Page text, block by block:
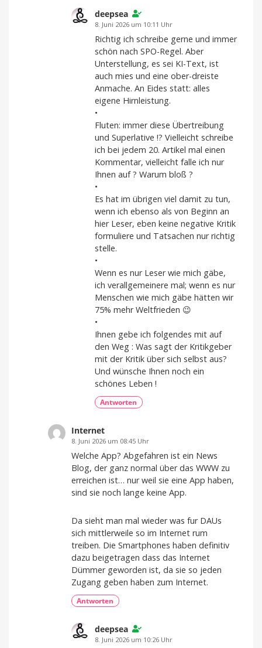
deepsea
8. Juni 2026 um 10:11 Uhr
Richtig ich schreibe gerne und immer
schön nach SPO-Regel. Aber
Unterstellung, es sei KI-Text, ist
auch mies und eine ober-dreiste
Anmache. An Eides statt: alles
eigene Hirnleistung.
•
Fluten: immer diese Übertreibung
und Superlative !? Vielleicht schreibe
ich bei jedem 20. Artikel mal einen
Kommentar, vielleicht falle ich nur
Ihnen auf ? Warum bloß ?
•
Es hat im übrigen viel damit zu tun,
wenn ich ebenso als von Beginn an
hier Leser, eben keine negative Kritik
formuliere und Tatsachen nur richtig
stelle.
•
Wenn es nur Leser wie mich gäbe,
ich verallgemeinere mal; wenn es nur
Menschen wie mich gäbe hätten wir
75% mehr Weltfrieden 😉
•
Ihnen gebe ich folgendes mit auf
den Weg : Was sagt der Kritikgeber
mit der Kritik über sich selbst aus?
Und wünsche Ihnen noch ein
schönes Leben !
Antworten
Internet
8. Juni 2026 um 08:45 Uhr
Welche App? Abgefahren ist ein News
Blog, der ganz normal über das WWW zu
erreichen ist… nur weil sie eine App haben,
sind sie noch lange keine App.
Da sieht man mal wieder was fur DAUs
sich mittlerweile so im Internet rum
treiben. Die Smartphones haben definitiv
dazu beigetragen dass das Internet
Dümmer geworden ist, da sie so jeden
Zugang geben haben zum Internet.
Antworten
deepsea
8. Juni 2026 um 10:26 Uhr